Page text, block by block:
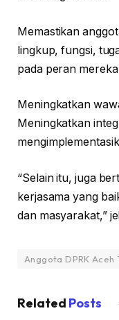
Memastikan
lingkup, fungsi,
pada peran
Meningkatkan
Meningkatkan
“Selain itu, juga
kerjasama yang
dan masyarakat,”
Anggota DPRK Aceh
Related Posts